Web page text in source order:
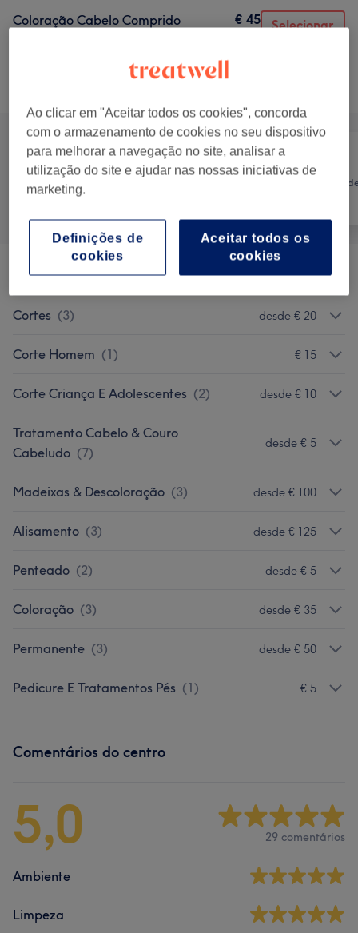
Coloração Cabelo Comprido
€ 45 Selecionar
Tudo
Cabeleireiro e
Tratamento
Secagem (2) desde € 12,50
Cortes (3) desde € 20
Corte Homem (1) € 15
Corte Criança E Adolescentes (2) desde € 10
Tratamento Cabelo & Couro
Cabeludo (7)
desde € 5
Madeixas & Descoloração (3) desde € 100
Alisamento (3) desde € 125
Penteado (2) desde € 5
Coloração (3) desde € 35
Permanente (3) desde € 50
Pedicure E Tratamentos Pés (1) € 5
Comentários do centro
5,0 29 comentários
Ambiente
Limpeza
Ao clicar em "Aceitar todos os cookies", concorda
com o armazenamento de cookies no seu dispositivo
para melhorar a navegação no site, analisar a
utilização do site e ajudar nas nossas iniciativas de
marketing.
Aceitar todos os
cookies
Definições de
cookies